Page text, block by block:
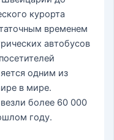
курорта
временем
автобусов
одним из
в мире.
более 60 000
году.